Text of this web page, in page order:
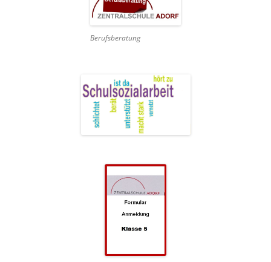
Berufsberatung